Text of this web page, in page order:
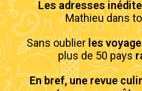
Les adresses
Mathieu dans
Sans oublierles
plus de 50 pays
En bref, une revue